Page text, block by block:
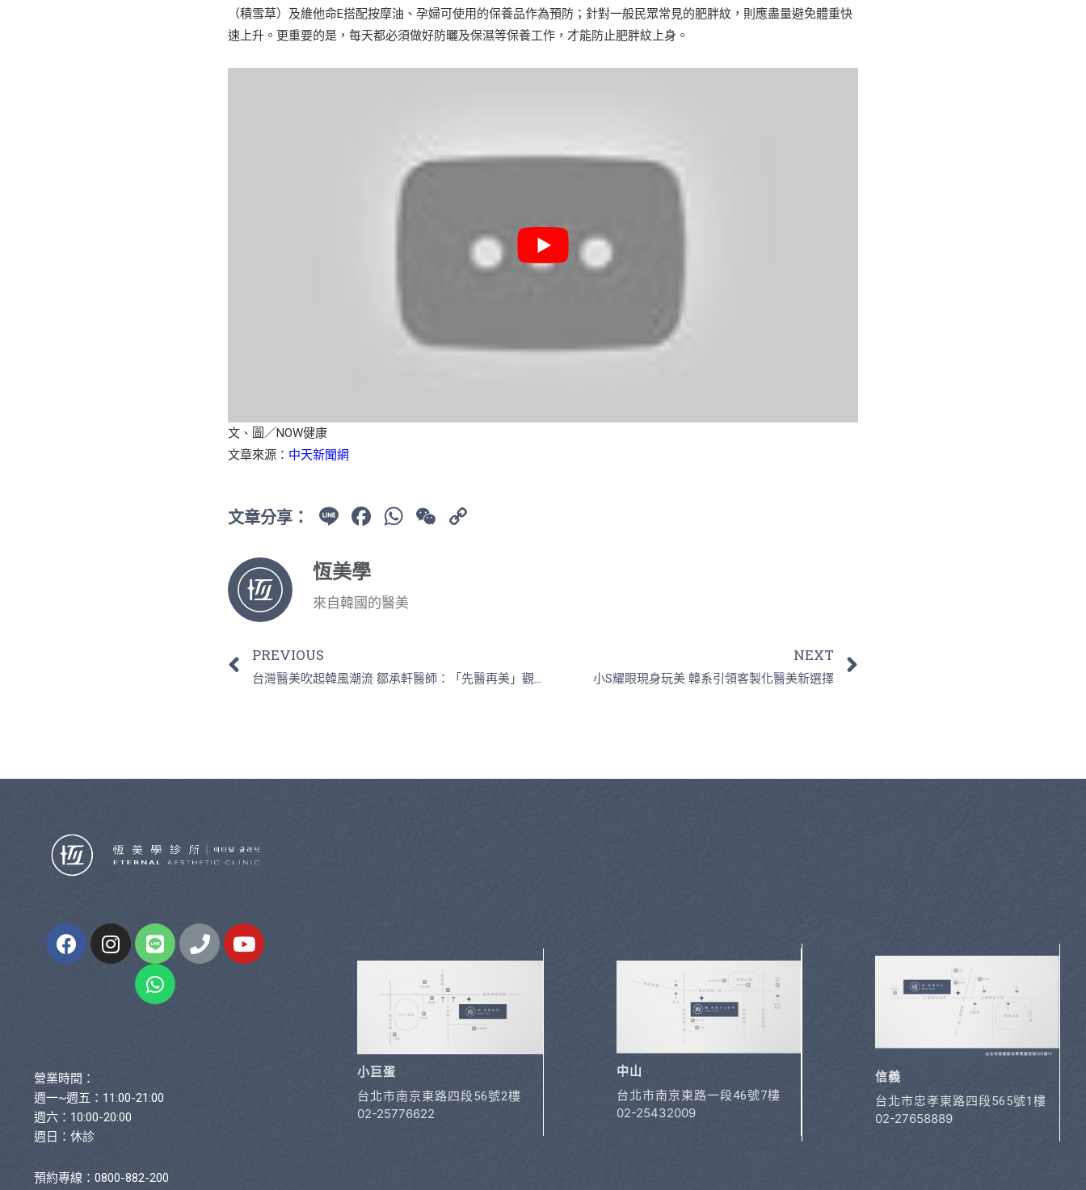
（積雪草）及維他命E搭配按摩油、孕婦可使用的保養品作為預防；針對一般民眾常見的肥胖紋，則應盡量避免體重快
速上升。更重要的是，每天都必須做好防曬及保濕等保養工作，才能防止肥胖紋上身。
文、圖／NOW健康
文章來源： 中天新聞網
文章分享： LineFacebook
WhatsApp
WeChat
恆美學
來自韓國的醫美
PREVIOUS
台灣醫美吹起韓風潮流 鄒承軒醫師：「先醫再美」觀念才是醫學美容基石
NEXT
小S耀眼現身玩美 韓系引領客製化醫美新選擇
營業時間：
週一~週五：11:00-21:00
週六：10:00-20:00
週日：休診
預約專線：0800-882-200
小巨蛋
台北市南京東路四段56號2樓
02-25776622
中山
台北市南京東路一段46號7樓
02-25432009
信義
台北市忠孝東路四段565號1樓
02-27658889